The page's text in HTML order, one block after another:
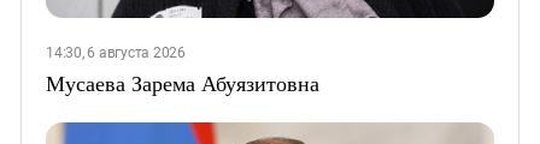
14:30, 6 августа 2026
Мусаева Зарема Абуязитовна